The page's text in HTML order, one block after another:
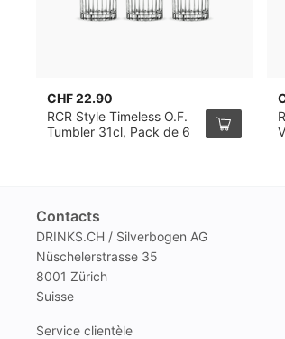
CHF 22.90
RCR Style Timeless O.F.
Tumbler 31cl, Pack de 6
Contacts
DRINKS.CH / Silverbogen AG
Nüschelerstrasse 35
8001 Zürich
Suisse
Service clientèle